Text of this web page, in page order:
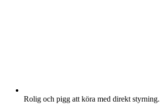
Rolig och pigg att köra med direkt styrning.